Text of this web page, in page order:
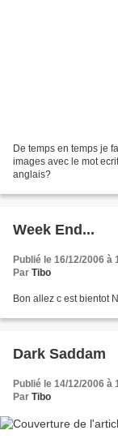
De temps en temps je
images avec le mot
anglais?
Week End...
Publié le 16/12/2006 à
Par Tibo
Bon allez c est bientot
Dark Saddam
Publié le 14/12/2006 à
Par Tibo